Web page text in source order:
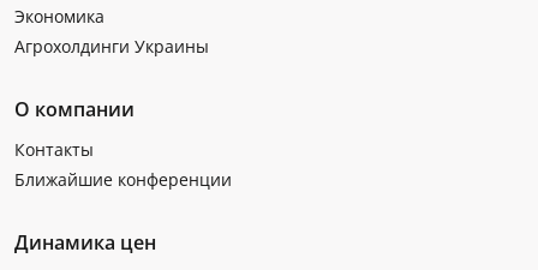
Экономика
Агрохолдинги Украины
О компании
Контакты
Ближайшие конференции
Динамика цен